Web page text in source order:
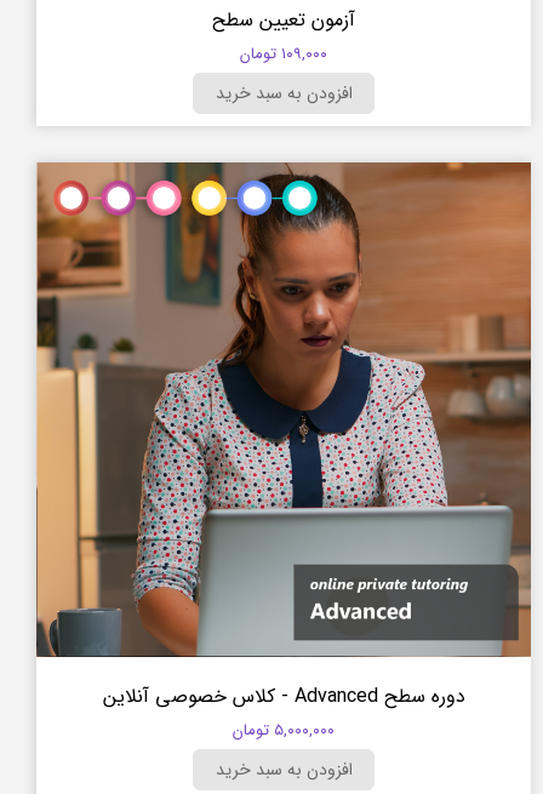
آزمون تعیین سطح
۱۰۹,۰۰۰ تومان
افزودن به سبد خرید
دوره سطح Advanced - کلاس خصوصی آنلاین
۵,۰۰۰,۰۰۰ تومان
افزودن به سبد خرید